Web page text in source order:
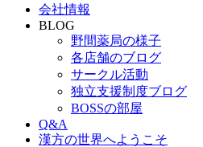
会社情報
BLOG
野間薬局の様子
各店舗のブログ
サークル活動
独立支援制度ブログ
BOSSの部屋
Q&A
漢方の世界へようこそ